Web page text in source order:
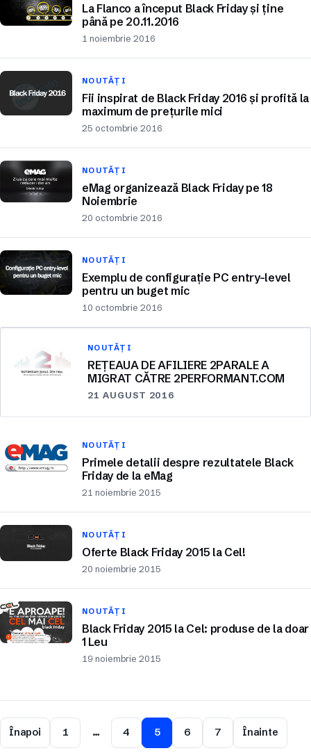
La Flanco a început Black Friday și ține
până pe 20.11.2016
1 noiembrie 2016
NOUTĂȚI
Fii inspirat de Black Friday 2016 și profită la
maximum de prețurile mici
25 octombrie 2016
NOUTĂȚI
eMag organizează Black Friday pe 18
Noiembrie
20 octombrie 2016
NOUTĂȚI
Exemplu de configurație PC entry-level
pentru un buget mic
10 octombrie 2016
NOUTĂȚI
REȚEAUA DE AFILIERE 2PARALE A
MIGRAT CĂTRE 2PERFORMANT.COM
21 AUGUST 2016
NOUTĂȚI
Primele detalii despre rezultatele Black
Friday de la eMag
21 noiembrie 2015
NOUTĂȚI
Oferte Black Friday 2015 la Cel!
20 noiembrie 2015
NOUTĂȚI
Black Friday 2015 la Cel: produse de la doar
1 Leu
19 noiembrie 2015
Înapoi 1 … 4 5 6 7 Înainte